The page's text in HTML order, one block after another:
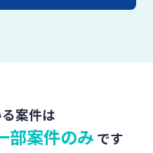
案件は
部案件のみ です